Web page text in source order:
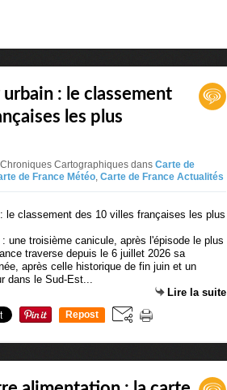
urbain : le classement
les plus
Cartographiques dans Carte de
de France Météo, Carte de France Actualités
une troisième canicule, après l'épisode le plus
traverse depuis le 6 juillet 2026 sa
après celle historique de fin juin et un
dans le Sud-Est...
Lire la suite
Repost